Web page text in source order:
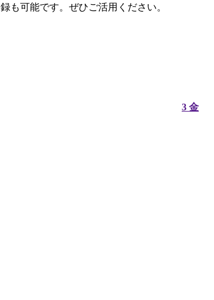
も可能です。ぜひご活用ください。
3 金